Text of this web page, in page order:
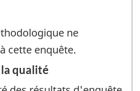
ne
cette enquête.
qualité